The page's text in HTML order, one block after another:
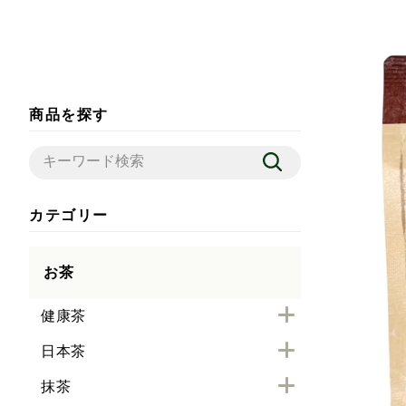
商品を探す
カテゴリー
お茶
健康茶
日本茶
抹茶